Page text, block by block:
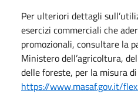
Per ulteriori dettagli
esercizi commerciali che
promozionali, consultare la
Ministero dell’agricoltura,
delle foreste, per la misura
https://www.masaf.gov.it/